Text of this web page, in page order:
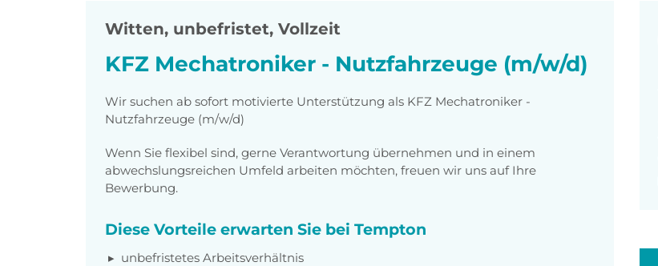
Witten, unbefristet, Vollzeit
KFZ Mechatroniker - Nutzfahrzeuge (m/w/d)
Wir suchen ab sofort motivierte Unterstützung als KFZ Mechatroniker -
Nutzfahrzeuge (m/w/d)
Wenn Sie flexibel sind, gerne Verantwortung übernehmen und in einem
abwechslungsreichen Umfeld arbeiten möchten, freuen wir uns auf Ihre
Bewerbung.
Diese Vorteile erwarten Sie bei Tempton
unbefristetes Arbeitsverhältnis